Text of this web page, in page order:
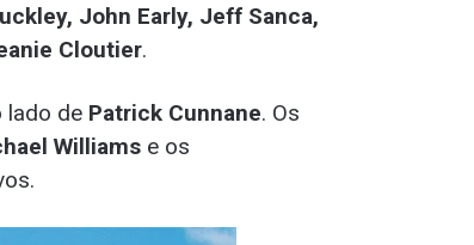
John Early, Jeff Sanca,
Cloutier.
lado de Patrick Cunnane. Os
Williams e os